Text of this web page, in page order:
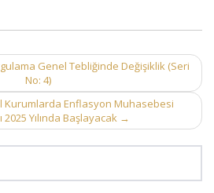
Genel Tebliğinde Değişiklik (Seri
No: 4)
Kurumlarda Enflasyon Muhasebesi
2025 Yılında Başlayacak →